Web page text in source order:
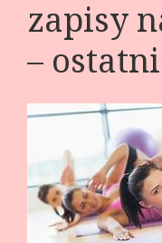
zapisy
–